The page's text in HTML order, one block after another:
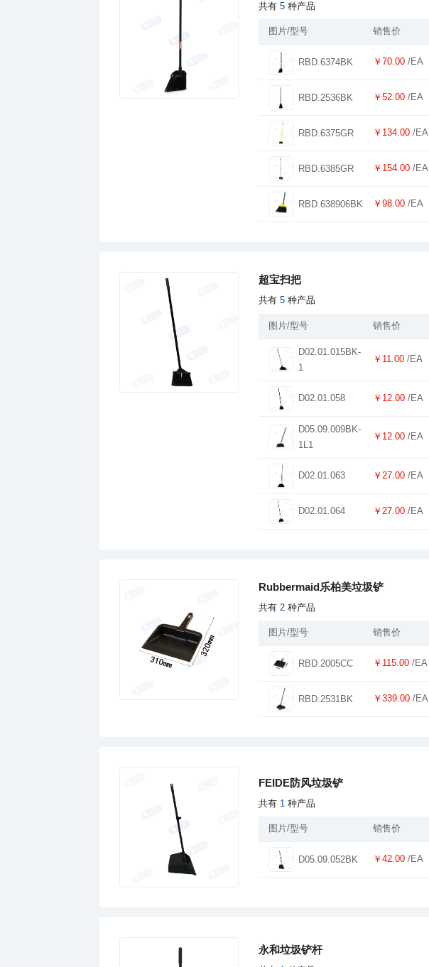
共有 5 种产品
图片/型号 销售价
RBD.6374BK ￥70.00 /EA
RBD.2536BK ￥52.00 /EA
RBD.6375GR ￥134.00 /EA
RBD.6385GR ￥154.00 /EA
RBD.638906BK ￥98.00 /EA
超宝扫把
共有 5 种产品
图片/型号 销售价
1
￥11.00 /EA
D02.01.058 ￥12.00 /EA
1L1
￥12.00 /EA
D02.01.063 ￥27.00 /EA
D02.01.064 ￥27.00 /EA
Rubbermaid乐柏美垃圾铲
共有 2 种产品
图片/型号 销售价
RBD.2005CC ￥115.00 /EA
RBD.2531BK ￥339.00 /EA
FEIDE防风垃圾铲
共有 1 种产品
图片/型号 销售价
D05.09.052BK ￥42.00 /EA
永和垃圾铲杆